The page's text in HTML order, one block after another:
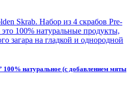
Skrab. Набор из 4 скрабов Pre-
100% натуральные продукты,
загара на гладкой и однородной
натуральное (с добавлением мяты